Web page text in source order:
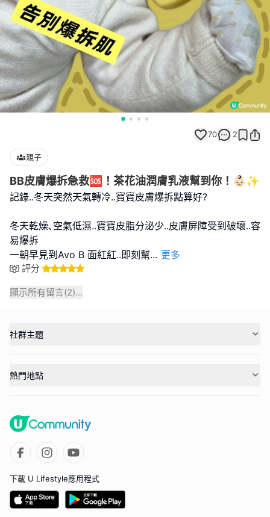
70 2
親子
BB皮膚爆拆急救🆘！茶花油潤膚乳液幫到你！👶🏻✨
記錄..冬天突然天氣轉冷..寶寶皮膚爆拆點算好?
冬天乾燥､空氣低濕..寶寶皮脂分泌少..皮膚屏障受到破壞..容
易爆拆
一朝早見到Avo B 面紅紅..即刻幫... 更多
評分
顯示所有留言(2)...
社群主題
熱門地點
下載 U Lifestyle應用程式